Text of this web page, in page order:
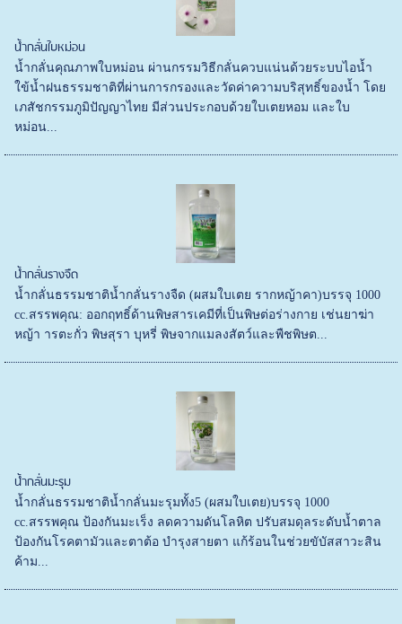
น้ำกลั่นใบหม่อน
น้ำกลั่นคุณภาพใบหม่อน ผ่านกรรมวิธีกลั่นควบแน่นด้วยระบบไอน้ำ
ใข้น้ำฝนธรรมชาติที่ผ่านการกรองและวัดค่าความบริสุทธิ์ของน้ำ โดย
เภสัชกรรมภูมิปัญญาไทย มีส่วนประกอบด้วยใบเตยหอม และใบ
หม่อน...
น้ำกลั่นรางจืด
น้ำกลั่นธรรมชาติน้ำกลั่นรางจืด (ผสมใบเตย รากหญ้าคา)บรรจุ 1000
cc.สรรพคุณ: ออกฤทธิ์ด้านพิษสารเคมีที่เป็นพิษต่อร่างกาย เช่นยาฆ่า
หญ้า ารตะกั่ว พิษสุรา บุหรี่ พิษจากแมลงสัตว์และพืชพิษต...
น้ำกลั่นมะรุม
น้ำกลั่นธรรมชาติน้ำกลั่นมะรุมทั้ง5 (ผสมใบเตย)บรรจุ 1000
cc.สรรพคุณ ป้องกันมะเร็ง ลดความดันโลหิต ปรับสมดุลระดับน้ำตาล
ป้องกันโรคตามัวและตาต้อ บำรุงสายตา แก้ร้อนในช่วยขับัสสาวะสิน
ค้าม...